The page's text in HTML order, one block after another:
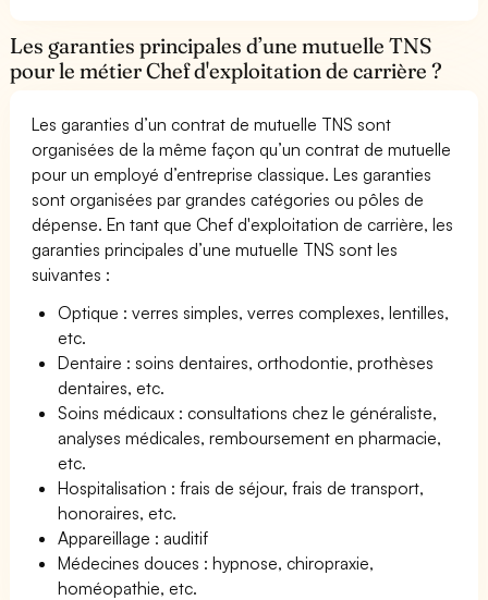
Les garanties principales d’une mutuelle TNS
pour le métier Chef d'exploitation de carrière ?
Les garanties d’un contrat de mutuelle TNS sont
organisées de la même façon qu’un contrat de mutuelle
pour un employé d’entreprise classique. Les garanties
sont organisées par grandes catégories ou pôles de
dépense. En tant que Chef d'exploitation de carrière, les
garanties principales d’une mutuelle TNS sont les
suivantes :
Optique : verres simples, verres complexes, lentilles,
etc.
Dentaire : soins dentaires, orthodontie, prothèses
dentaires, etc.
Soins médicaux : consultations chez le généraliste,
analyses médicales, remboursement en pharmacie,
etc.
Hospitalisation : frais de séjour, frais de transport,
honoraires, etc.
Appareillage : auditif
Médecines douces : hypnose, chiropraxie,
homéopathie, etc.